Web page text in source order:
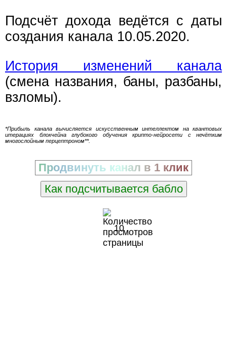
Подсчёт дохода ведётся с даты
создания канала 10.05.2020.
История изменений канала
(смена названия, баны, разбаны,
взломы).
*Прибыль канала вычисляется искусственным интеллектом на квантовых
итерациях блокчейна глубокого обучения крипто-нейросети с нечётким
многослойным перцептроном**.
Продвинуть канал в 1 клик
Как подсчитывается бабло
10